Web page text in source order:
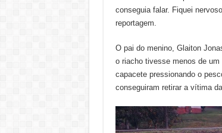
conseguia falar. Fiquei
reportagem.
O pai do menino, Glaiton
o riacho tivesse menos de
capacete pressionando o
conseguiram retirar a vítima